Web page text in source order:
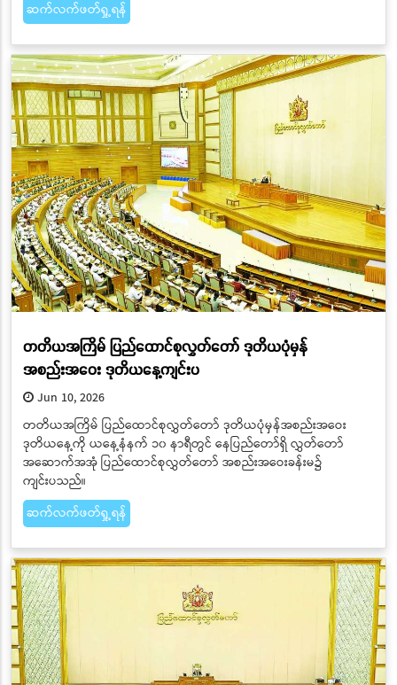
ဆက်လက်ဖတ်ရှု့ရန်
တတိယအကြိမ် ပြည်ထောင်စုလွှတ်တော် ဒုတိယပုံမှန်
အစည်းအဝေး ဒုတိယနေ့ကျင်းပ
Jun 10, 2026
တတိယအကြိမ် ပြည်ထောင်စုလွှတ်တော် ဒုတိယပုံမှန်အစည်းအဝေး
ဒုတိယနေ့ကို ယနေ့နံနက် ၁၀ နာရီတွင် နေပြည်တော်ရှိ လွှတ်တော်
အဆောက်အအုံ ပြည်ထောင်စုလွှတ်တော် အစည်းအဝေးခန်းမ၌
ကျင်းပသည်။
ဆက်လက်ဖတ်ရှု့ရန်